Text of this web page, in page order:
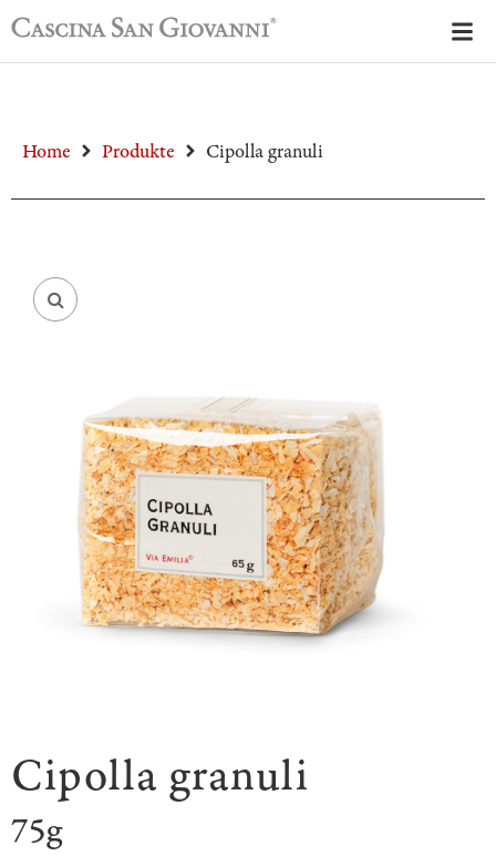
Home Produkte Cipolla granuli
Cipolla granuli
75g